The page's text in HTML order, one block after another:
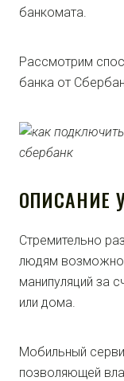
банкомата.
Рассмотрим
банка от
ОПИСАНИЕ
Стремительно
людям
манипуляций за
или дома.
Мобильный
позволяющей